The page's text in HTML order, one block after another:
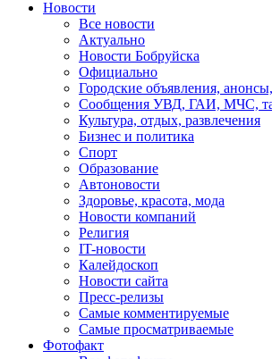
Новости
Все новости
Актуально
Новости Бобруйска
Официально
Городские объявления,
Сообщения УВД, ГАИ, МЧС,
Культура, отдых, развлечения
Бизнес и политика
Спорт
Образование
Автоновости
Здоровье, красота, мода
Новости компаний
Религия
IT-новости
Калейдоскоп
Новости сайта
Пресс-релизы
Самые комментируемые
Самые просматриваемые
Фотофакт